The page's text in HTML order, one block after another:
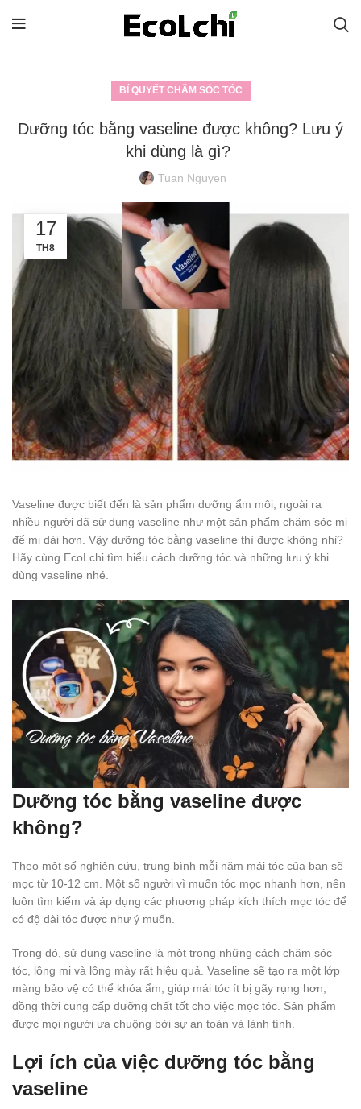
BÍ QUYẾT CHĂM SÓC TÓC
Dưỡng tóc bằng vaseline được không? Lưu ý
khi dùng là gì?
Tuan Nguyen
17
TH8
Vaseline được biết đến là sản phẩm dưỡng ẩm môi, ngoài ra
nhiều người đã sử dụng vaseline như một sản phẩm chăm sóc mi
để mi dài hơn. Vậy dưỡng tóc bằng vaseline thì được không nhỉ?
Hãy cùng EcoLchi tìm hiểu cách dưỡng tóc và những lưu ý khi
dùng vaseline nhé.
Dưỡng tóc bằng vaseline được
không?
Theo một số nghiên cứu, trung bình mỗi năm mái tóc của bạn sẽ
mọc từ 10-12 cm. Một số người vì muốn tóc mọc nhanh hơn, nên
luôn tìm kiếm và áp dụng các phương pháp kích thích mọc tóc để
có độ dài tóc được như ý muốn.
Trong đó, sử dụng vaseline là một trong những cách chăm sóc
tóc, lông mi và lông mày rất hiệu quả. Vaseline sẽ tạo ra một lớp
màng bảo vệ có thể khóa ẩm, giúp mái tóc ít bị gãy rụng hơn,
đồng thời cung cấp dưỡng chất tốt cho việc mọc tóc. Sản phẩm
được mọi người ưa chuộng bởi sự an toàn và lành tính.
Lợi ích của việc dưỡng tóc bằng
vaseline